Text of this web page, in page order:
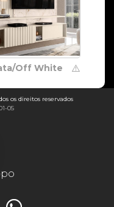
Off White ⚠️
os direitos reservados
05